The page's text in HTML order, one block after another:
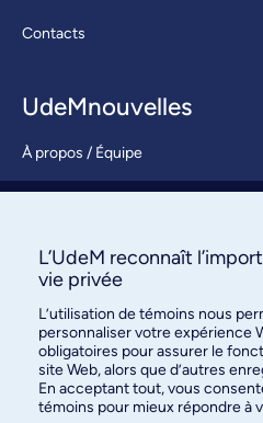
Contacts
UdeMnouvelles
À propos / Équipe
S’abonner
L’UdeM reconnaît
vie privée
L’utilisation de témoins nous
personnaliser votre expérience
obligatoires pour assurer le
site Web, alors que d’autres
En acceptant tout, vous
témoins pour mieux répondre à